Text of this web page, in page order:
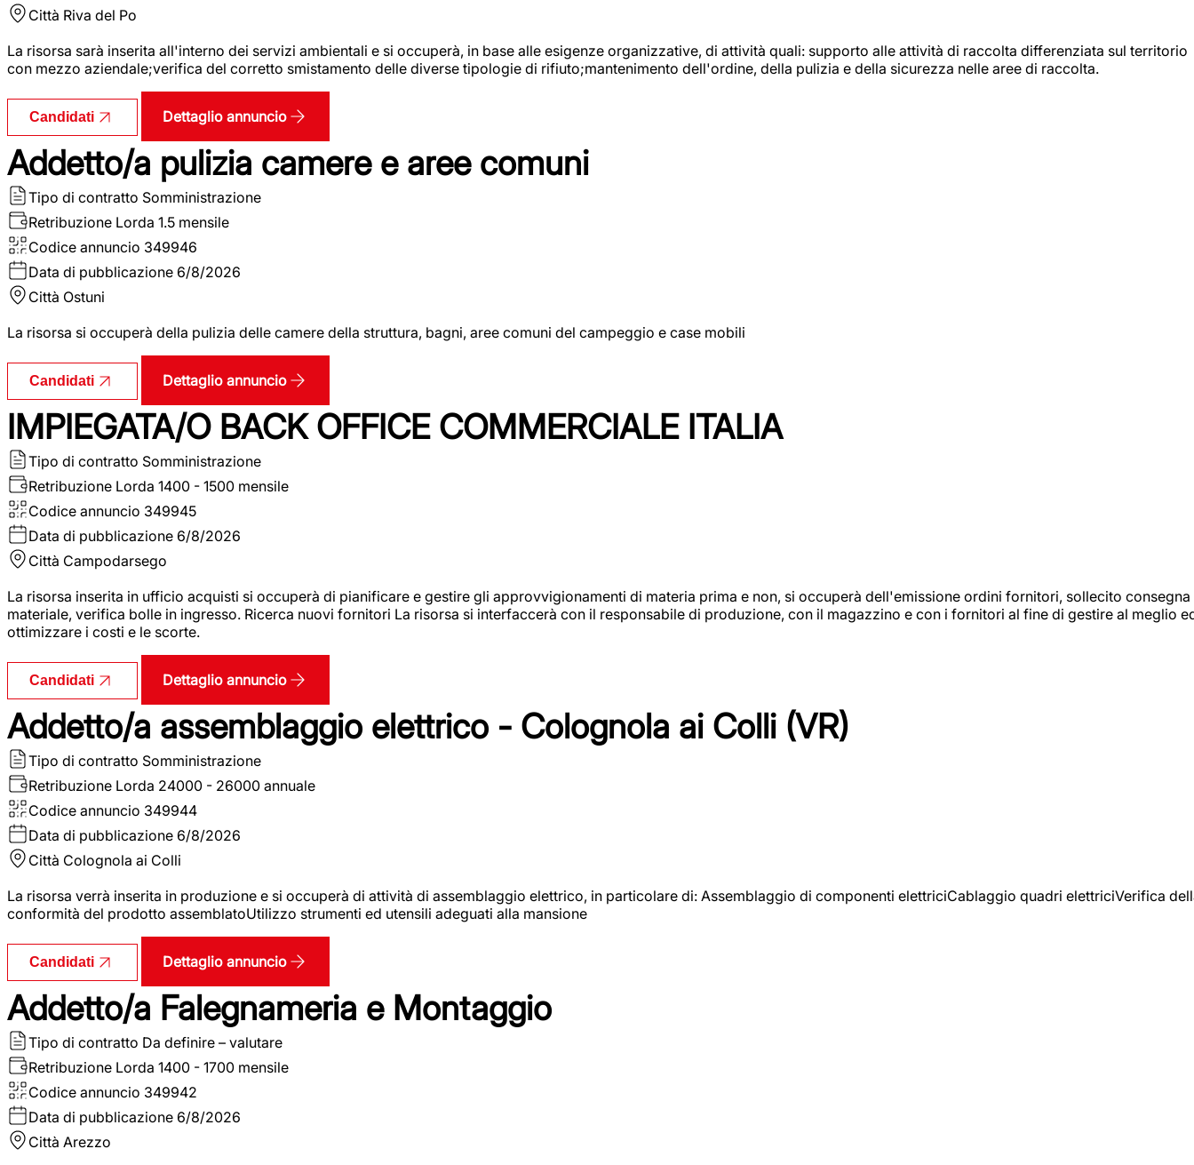
Città Riva del Po
La risorsa sarà inserita all'interno dei servizi ambientali e si occuperà, in base alle esigenze organizzative, di attività quali: supporto alle attività di raccolta differenziata sul territorio
con mezzo aziendale;verifica del corretto smistamento delle diverse tipologie di rifiuto;mantenimento dell'ordine, della pulizia e della sicurezza nelle aree di raccolta.
Candidati Dettaglio annuncio
Addetto/a pulizia camere e aree comuni
Tipo di contratto Somministrazione
Retribuzione Lorda 1.5 mensile
Codice annuncio 349946
Data di pubblicazione 6/8/2026
Città Ostuni
La risorsa si occuperà della pulizia delle camere della struttura, bagni, aree comuni del campeggio e case mobili
Candidati Dettaglio annuncio
IMPIEGATA/O BACK OFFICE COMMERCIALE ITALIA
Tipo di contratto Somministrazione
Retribuzione Lorda 1400 - 1500 mensile
Codice annuncio 349945
Data di pubblicazione 6/8/2026
Città Campodarsego
La risorsa inserita in ufficio acquisti si occuperà di pianificare e gestire gli approvvigionamenti di materia prima e non, si occuperà dell'emissione ordini fornitori, sollecito consegna
materiale, verifica bolle in ingresso. Ricerca nuovi fornitori La risorsa si interfaccerà con il responsabile di produzione, con il magazzino e con i fornitori al fine di gestire al meglio
ottimizzare i costi e le scorte.
Candidati Dettaglio annuncio
Addetto/a assemblaggio elettrico - Colognola ai Colli (VR)
Tipo di contratto Somministrazione
Retribuzione Lorda 24000 - 26000 annuale
Codice annuncio 349944
Data di pubblicazione 6/8/2026
Città Colognola ai Colli
La risorsa verrà inserita in produzione e si occuperà di attività di assemblaggio elettrico, in particolare di: Assemblaggio di componenti elettriciCablaggio quadri elettriciVerifica
conformità del prodotto assemblatoUtilizzo strumenti ed utensili adeguati alla mansione
Candidati Dettaglio annuncio
Addetto/a Falegnameria e Montaggio
Tipo di contratto Da definire – valutare
Retribuzione Lorda 1400 - 1700 mensile
Codice annuncio 349942
Data di pubblicazione 6/8/2026
Città Arezzo